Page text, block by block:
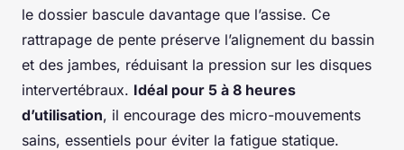
le dossier bascule davantage que l’assise. Ce
rattrapage de pente préserve l’alignement du bassin
et des jambes, réduisant la pression sur les disques
intervertébraux. Idéal pour 5 à 8 heures
d’utilisation, il encourage des micro-mouvements
sains, essentiels pour éviter la fatigue statique.